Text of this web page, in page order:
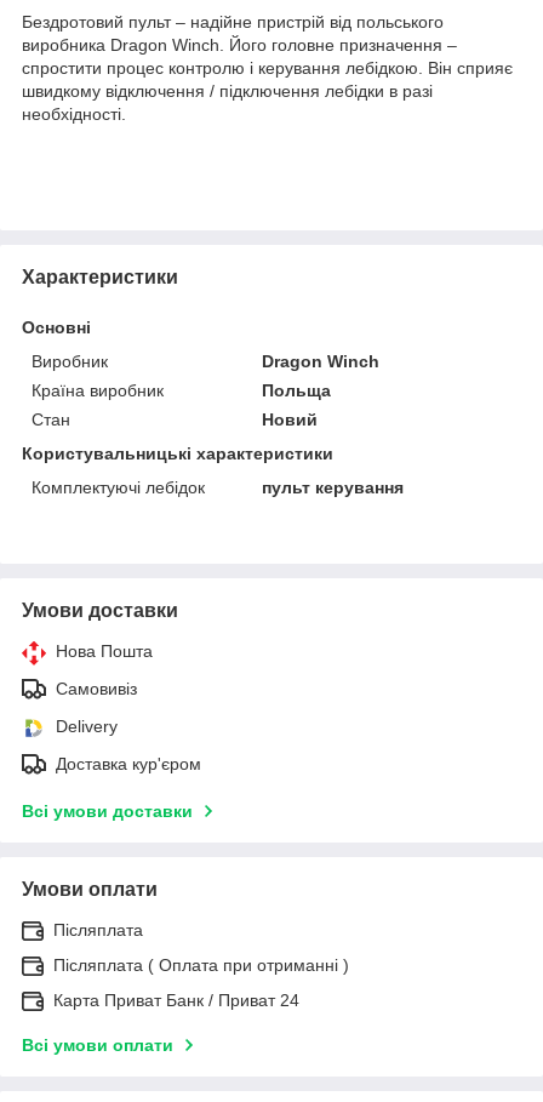
Бездротовий пульт – надійне пристрій від польського
виробника Dragon Winch. Його головне призначення –
спростити процес контролю і керування лебідкою. Він сприяє
швидкому відключення / підключення лебідки в разі
необхідності.
Характеристики
Основні
Виробник
Dragon Winch
Країна виробник
Польща
Стан
Новий
Користувальницькі характеристики
Комплектуючі лебідок
пульт керування
Умови доставки
Нова Пошта
Самовивіз
Delivery
Доставка кур'єром
Всі умови доставки
Умови оплати
Післяплата
Післяплата ( Оплата при отриманні )
Карта Приват Банк / Приват 24
Всі умови оплати